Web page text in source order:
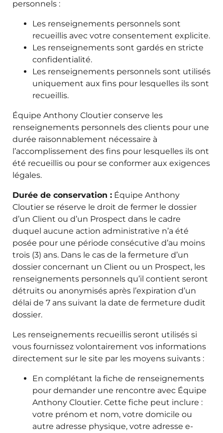
personnels :
Les renseignements personnels sont
recueillis avec votre consentement explicite.
Les renseignements sont gardés en stricte
confidentialité.
Les renseignements personnels sont utilisés
uniquement aux fins pour lesquelles ils sont
recueillis.
Équipe Anthony Cloutier conserve les
renseignements personnels des clients pour une
durée raisonnablement nécessaire à
l’accomplissement des fins pour lesquelles ils ont
été recueillis ou pour se conformer aux exigences
légales.
Durée de conservation : Équipe Anthony
Cloutier se réserve le droit de fermer le dossier
d’un Client ou d’un Prospect dans le cadre
duquel aucune action administrative n’a été
posée pour une période consécutive d’au moins
trois (3) ans. Dans le cas de la fermeture d’un
dossier concernant un Client ou un Prospect, les
renseignements personnels qu’il contient seront
détruits ou anonymisés après l’expiration d’un
délai de 7 ans suivant la date de fermeture dudit
dossier.
Les renseignements recueillis seront utilisés si
vous fournissez volontairement vos informations
directement sur le site par les moyens suivants :
En complétant la fiche de renseignements
pour demander une rencontre avec Équipe
Anthony Cloutier. Cette fiche peut inclure :
votre prénom et nom, votre domicile ou
autre adresse physique, votre adresse e-